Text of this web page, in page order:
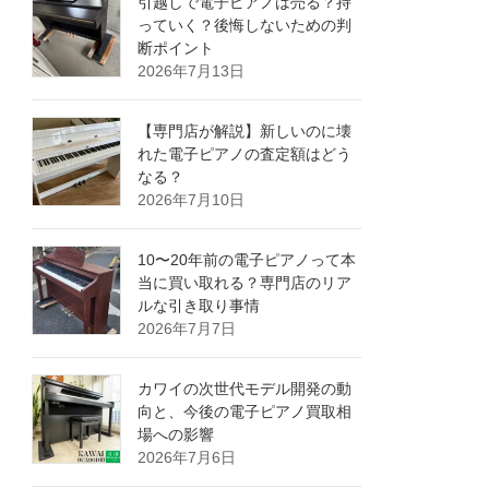
っていく？後悔しないための判
断ポイント
2026年7月13日
【専門店が解説】新しいのに壊
れた電子ピアノの査定額はどう
なる？
2026年7月10日
10〜20年前の電子ピアノって本
当に買い取れる？専門店のリア
ルな引き取り事情
2026年7月7日
カワイの次世代モデル開発の動
向と、今後の電子ピアノ買取相
場への影響
2026年7月6日